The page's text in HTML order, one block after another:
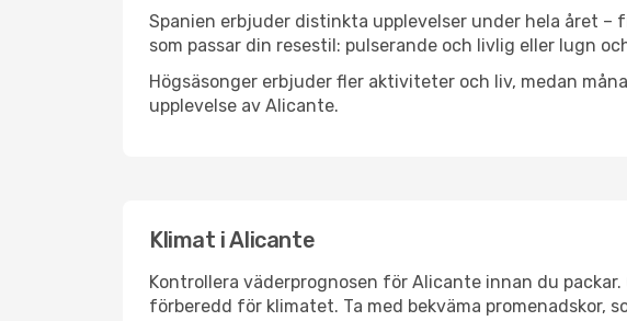
Spanien erbjuder distinkta upplevelser under hela året
som passar din resestil: pulserande och livlig eller lugn
Högsäsonger erbjuder fler aktiviteter och liv, medan
upplevelse av Alicante.
Klimat i Alicante
Kontrollera väderprognosen för Alicante innan du
förberedd för klimatet. Ta med bekväma promenadskor,